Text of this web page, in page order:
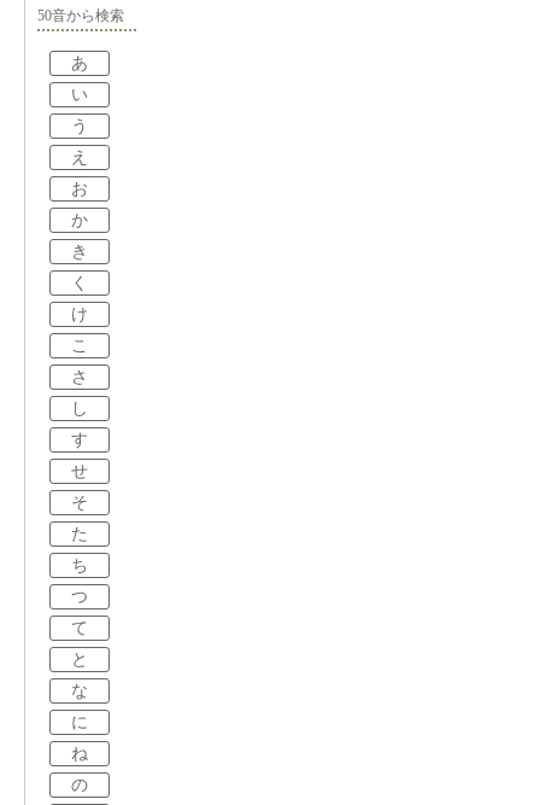
50音から検索
あ
い
う
え
お
か
き
く
け
こ
さ
し
す
せ
そ
た
ち
つ
て
と
な
に
ね
の